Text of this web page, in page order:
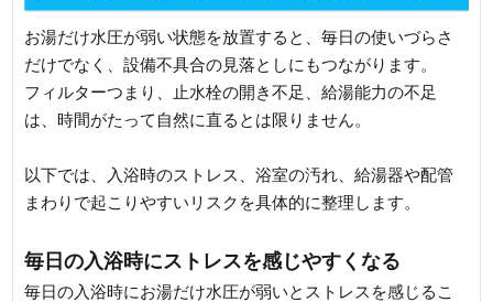
お湯だけ水圧が弱い状態を放置すると、毎日の使いづらさ
だけでなく、設備不具合の見落としにもつながります。
フィルターつまり、止水栓の開き不足、給湯能力の不足
は、時間がたって自然に直るとは限りません。
以下では、入浴時のストレス、浴室の汚れ、給湯器や配管
まわりで起こりやすいリスクを具体的に整理します。
毎日の入浴時にストレスを感じやすくなる
毎日の入浴時にお湯だけ水圧が弱いとストレスを感じるこ